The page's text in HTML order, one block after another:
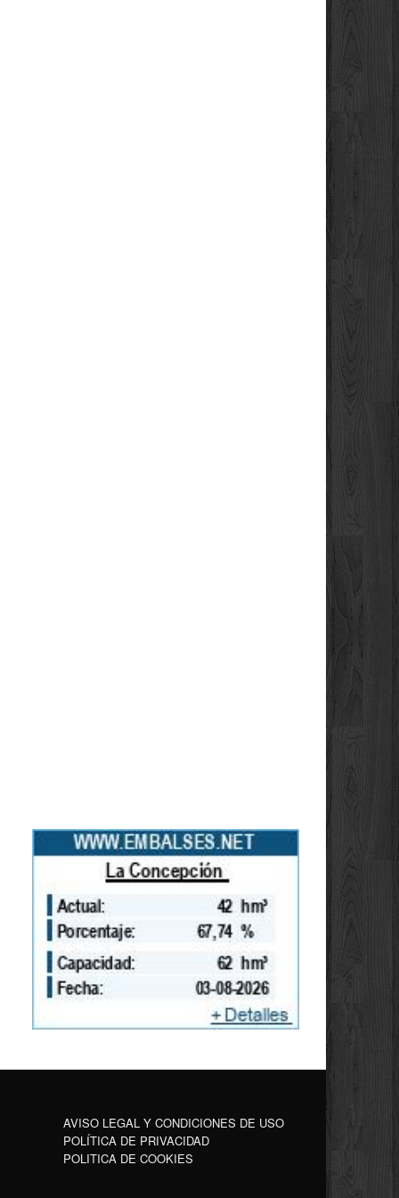
AVISO LEGAL Y CONDICIONES DE USO
POLÍTICA DE PRIVACIDAD
POLITICA DE COOKIES